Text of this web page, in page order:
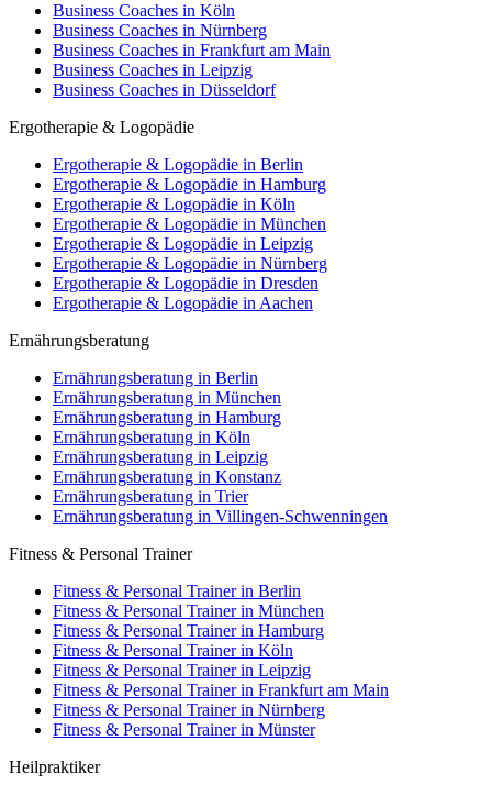
Business Coaches in Köln
Business Coaches in Nürnberg
Business Coaches in Frankfurt am Main
Business Coaches in Leipzig
Business Coaches in Düsseldorf
Ergotherapie & Logopädie
Ergotherapie & Logopädie in Berlin
Ergotherapie & Logopädie in Hamburg
Ergotherapie & Logopädie in Köln
Ergotherapie & Logopädie in München
Ergotherapie & Logopädie in Leipzig
Ergotherapie & Logopädie in Nürnberg
Ergotherapie & Logopädie in Dresden
Ergotherapie & Logopädie in Aachen
Ernährungsberatung
Ernährungsberatung in Berlin
Ernährungsberatung in München
Ernährungsberatung in Hamburg
Ernährungsberatung in Köln
Ernährungsberatung in Leipzig
Ernährungsberatung in Konstanz
Ernährungsberatung in Trier
Ernährungsberatung in Villingen-Schwenningen
Fitness & Personal Trainer
Fitness & Personal Trainer in Berlin
Fitness & Personal Trainer in München
Fitness & Personal Trainer in Hamburg
Fitness & Personal Trainer in Köln
Fitness & Personal Trainer in Leipzig
Fitness & Personal Trainer in Frankfurt am Main
Fitness & Personal Trainer in Nürnberg
Fitness & Personal Trainer in Münster
Heilpraktiker